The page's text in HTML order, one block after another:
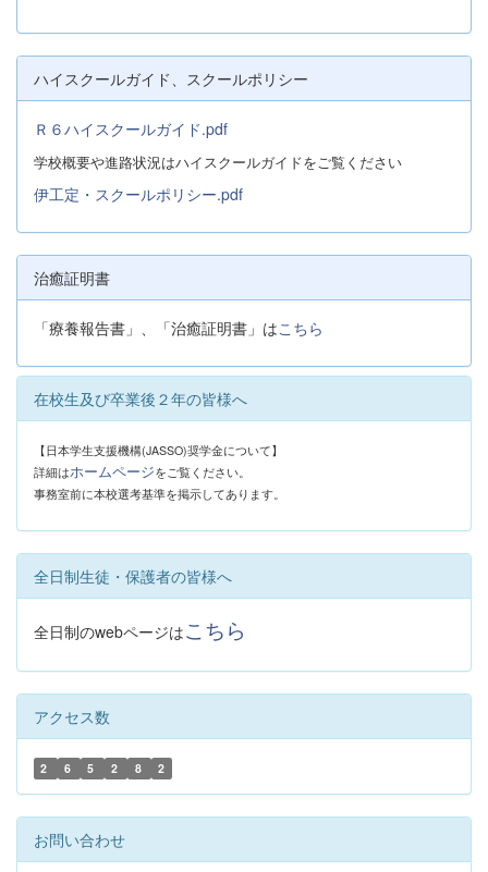
ハイスクールガイド、スクールポリシー
Ｒ６ハイスクールガイド.pdf
学校概要や進路状況はハイスクールガイドをご覧ください
伊工定・スクールポリシー.pdf
治癒証明書
「療養報告書」、「治癒証明書」はこちら
在校生及び卒業後２年の皆様へ
【日本学生支援機構(JASSO)奨学金について】
詳細はホームページをご覧ください。
事務室前に本校選考基準を掲示してあります。
全日制生徒・保護者の皆様へ
全日制のwebページはこちら
アクセス数
2 6 5 2 8 2
お問い合わせ